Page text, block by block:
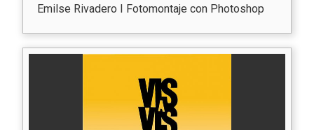
Emilse Rivadero I Fotomontaje con Photoshop